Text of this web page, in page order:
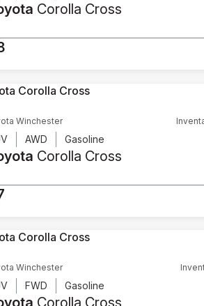
Corolla Cross
Winchester
AWD Gasoline
Corolla Cross
Winchester
FWD Gasoline